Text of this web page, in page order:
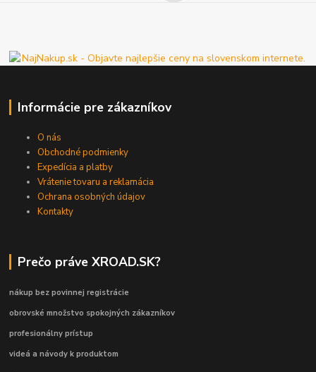
Informácie pre zákazníkov
O nás
Obchodné podmienky
Expedícia a platby
Vrátenie tovaru a reklamácia
Ochrana osobných údajov
Kontakty
Prečo práve XROAD.SK?
nákup bez povinnej registrácie
obrovské množstvo spokojných zákazníkov
profesionálny prístup
videá a návody k produktom